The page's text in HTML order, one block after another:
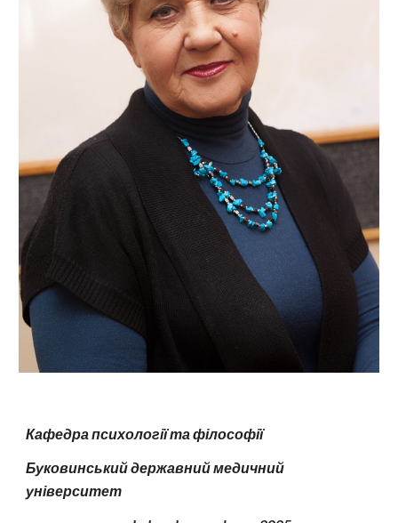
Кафедра психології та філософії
Буковинський державний медичний
університет